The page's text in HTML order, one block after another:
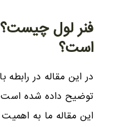
فنر لول
است؟
در این مقاله در رابطه
توضیح داده شده است.
این مقاله ما به